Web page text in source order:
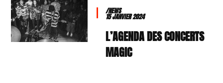
/NEWS
15 JANVIER 2024
L’AGENDA DES CONCERTS
MAGIC